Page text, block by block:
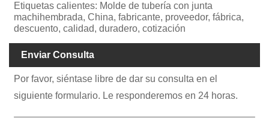
Etiquetas calientes: Molde de tubería con junta
machihembrada, China, fabricante, proveedor, fábrica,
descuento, calidad, duradero, cotización
Enviar Consulta
Por favor, siéntase libre de dar su consulta en el
siguiente formulario. Le responderemos en 24 horas.